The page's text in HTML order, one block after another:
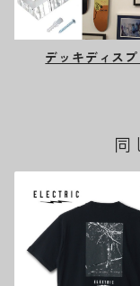
デッキディスプ
同